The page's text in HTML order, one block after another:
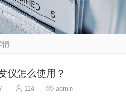
情
仪怎么使用？
17 114 admin